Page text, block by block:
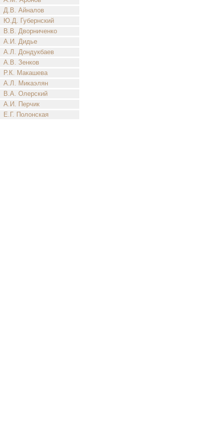
Д.В. Айналов
Ю.Д. Губернский
В.В. Дворниченко
А.И. Дидье
А.Л. Дондукбаев
А.В. Зенков
Р.К. Макашева
А.Л. Микаэлян
В.А. Олерский
А.И. Перчик
Е.Г. Полонская